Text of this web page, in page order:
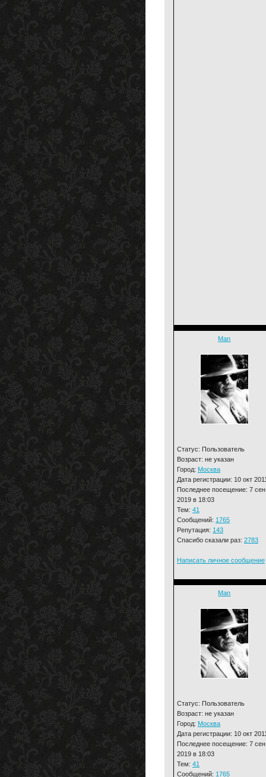
Man
Статус: Пользователь
Возраст: не указан
Город: Москва
Дата регистрации: 10 окт
Последнее посещение: 7 сен
2019 в 18:03
Тем: 41
Сообщений: 1765
Репутация: 143
Спасибо сказали раз: 2783
Написать личное сообщение
Man
Статус: Пользователь
Возраст: не указан
Город: Москва
Дата регистрации: 10 окт
Последнее посещение: 7 сен
2019 в 18:03
Тем: 41
Сообщений: 1765